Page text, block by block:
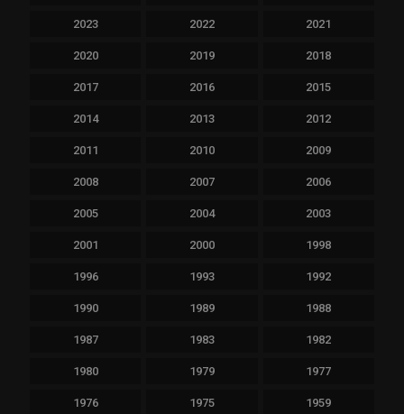
2023 2022 2021
2020 2019 2018
2017 2016 2015
2014 2013 2012
2011 2010 2009
2008 2007 2006
2005 2004 2003
2001 2000 1998
1996 1993 1992
1990 1989 1988
1987 1983 1982
1980 1979 1977
1976 1975 1959